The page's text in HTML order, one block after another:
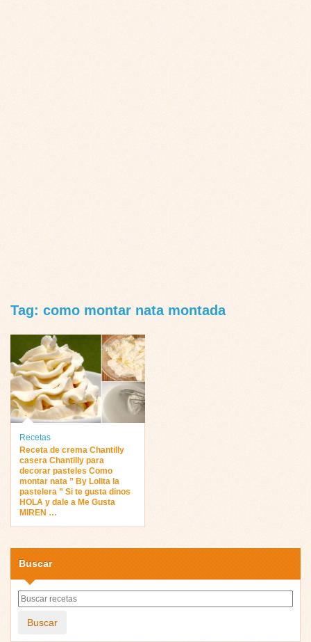
Tag: como montar nata montada
Recetas
Receta de crema Chantilly
casera Chantilly para
decorar pasteles Como
montar nata ” By Lolita la
pastelera ” Si te gusta dinos
HOLA y dale a Me Gusta
MIREN …
Buscar
Buscar